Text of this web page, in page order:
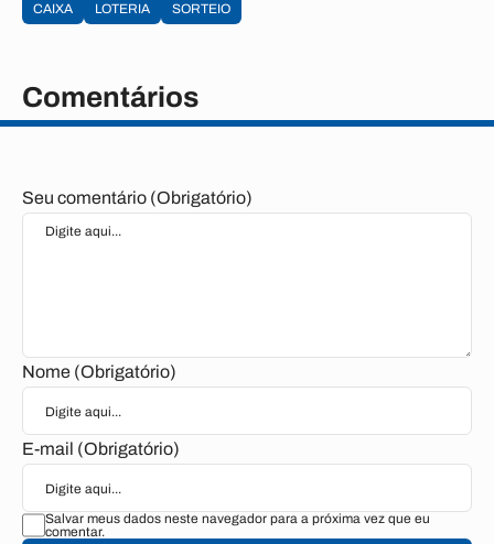
CAIXA LOTERIA SORTEIO
Comentários
Seu comentário (Obrigatório)
Nome (Obrigatório)
E-mail (Obrigatório)
Salvar meus dados neste navegador para a próxima vez que eu
comentar.